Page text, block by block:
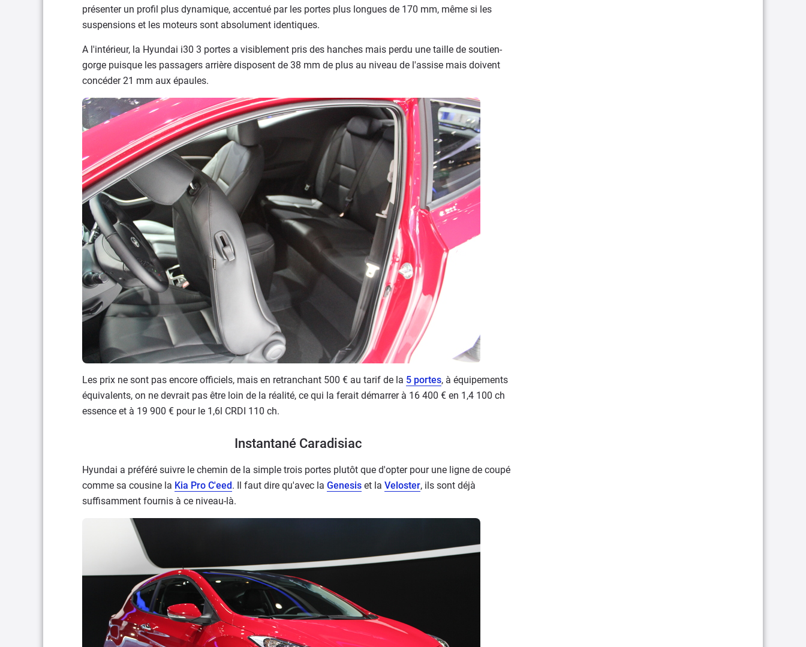
présenter un profil plus dynamique, accentué par les portes plus longues de 170 mm, même si les
suspensions et les moteurs sont absolument identiques.
A l'intérieur, la Hyundai i30 3 portes a visiblement pris des hanches mais perdu une taille de soutien-
gorge puisque les passagers arrière disposent de 38 mm de plus au niveau de l'assise mais doivent
concéder 21 mm aux épaules.
Les prix ne sont pas encore officiels, mais en retranchant 500 € au tarif de la 5 portes, à équipements
équivalents, on ne devrait pas être loin de la réalité, ce qui la ferait démarrer à 16 400 € en 1,4 100 ch
essence et à 19 900 € pour le 1,6l CRDI 110 ch.
Instantané Caradisiac
Hyundai a préféré suivre le chemin de la simple trois portes plutôt que d'opter pour une ligne de coupé
comme sa cousine la Kia Pro C'eed. Il faut dire qu'avec la Genesis et la Veloster, ils sont déjà
suffisamment fournis à ce niveau-là.